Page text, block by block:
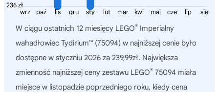
236 zł
sie
lip
cze
maj
kwi
mar
lut
sty
gru
lis
paź
wrz
W ciągu ostatnich 12 miesięcy LEGO® Imperialny
wahadłowiec Tydirium™ (75094) w najniższej cenie było
dostępne w styczniu 2026 za 239,99zł. Największa
zmienność najniższej ceny zestawu LEGO® 75094 miała
miejsce w listopadzie poprzedniego roku, kiedy cena